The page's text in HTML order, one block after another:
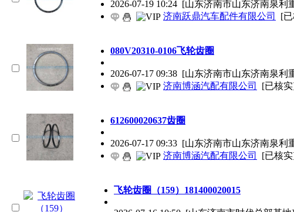
2026-07-19 10:24 [山东济南市山东济南泉利
济南跃鼎汽车配件有限公司
[
080V20310-0106飞轮齿圈
2026-07-17 09:38 [山东济南市山东济南泉利
济南博涵汽配有限公司
[已核
612600020637齿圈
2026-07-17 09:33 [山东济南市山东济南泉利
济南博涵汽配有限公司
[已核
飞轮齿圈（159）181400020015